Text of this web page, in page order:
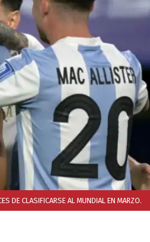
DE CLASIFICARSE AL MUNDIAL EN MARZO.